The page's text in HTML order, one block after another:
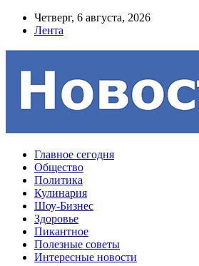
Четверг, 6 августа, 2026
Лента
Главное сегодня
Общество
Политика
Кулинария
Шоу-Бизнес
Здоровье
Пикантное
Полезные советы
Интересные новости